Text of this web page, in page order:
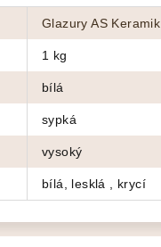
Glazury AS Keramik
1 kg
bílá
sypká
vysoký
bílá, lesklá , krycí